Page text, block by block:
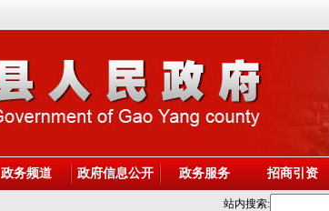
政务频道 政府信息公开 政务服务 招商引资
站内搜索: